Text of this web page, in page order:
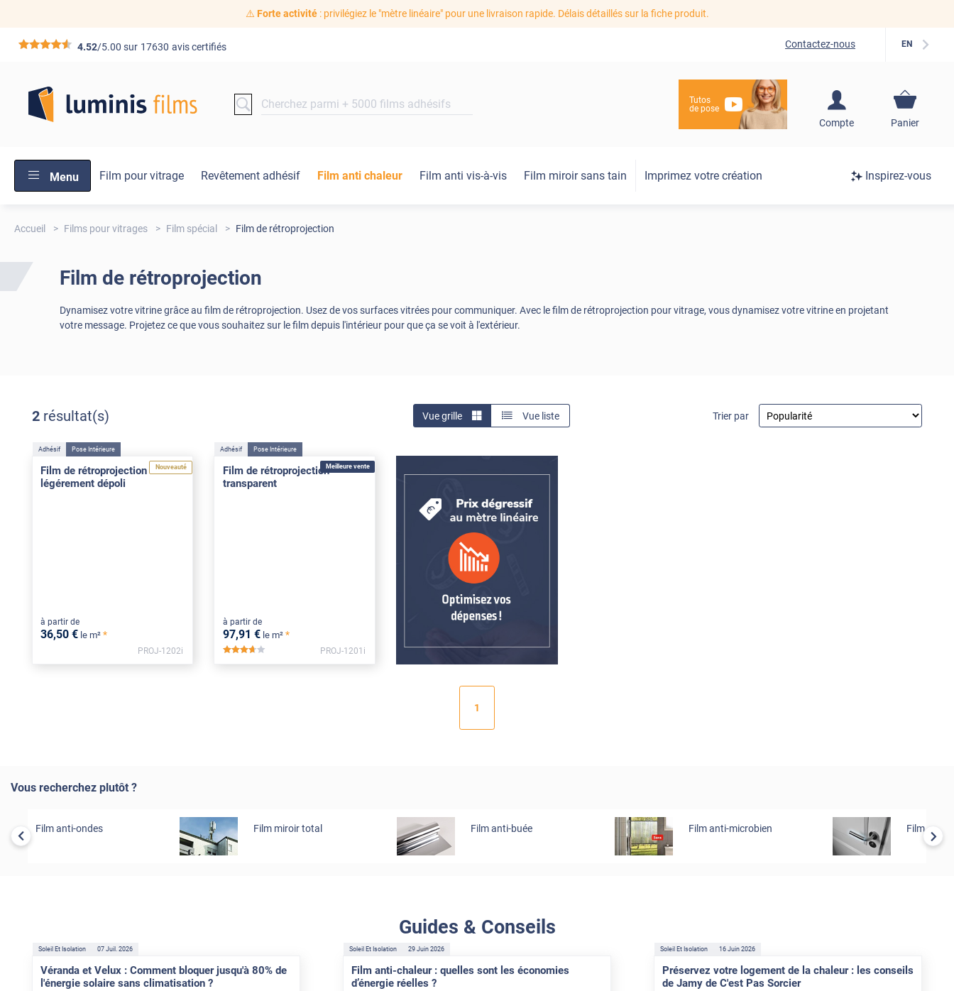
⚠️ Forte activité: privilégiez le "mètre linéaire" pour une livraison rapide. Délais détaillés sur la fiche produit.
*****4.52/5.00 sur 17630 avis certifiés Contactez-nous EN
Tutos
de pose
Compte
S'inscrire / Se
Panier
Menu Film pour vitrage Revêtement adhésif Film anti chaleur Film anti vis-à-vis Film miroir sans tain Imprimez votre création Inspirez-vous
Accueil Films pour vitrages Film spécial Film de rétroprojection
Film de rétroprojection
Dynamisez votre vitrine grâce au film de rétroprojection. Usez de vos surfaces vitrées pour communiquer. Avec le film de rétroprojection pour vitrage, vous dynamisez votre vitrine en projetant
votre message. Projetez ce que vous souhaitez sur le film depuis l'intérieur pour que ça se voit à l'extérieur.
2 résultat(s) Vue grille Vue liste Trier par
Nouveauté
Adhésif Pose Intérieure
Film de rétroprojection
légérement dépoli
à partir de
36,50 € le m² *
PROJ-1202i
Meilleure vente
Adhésif Pose Intérieure
Film de rétroprojection
transparent
à partir de
97,91 € le m² *
*****
PROJ-1201i
1
Vous recherchez plutôt ?
Film anti-ondes Film miroir total Film anti-buée Film anti-microbien Film anti-
Guides & Conseils
Soleil Et Isolation 07 Juil. 2026
Véranda et Velux : Comment bloquer jusqu'à 80% de
l'énergie solaire sans climatisation ?
Soleil Et Isolation 29 Juin 2026
Film anti-chaleur : quelles sont les économies
d’énergie réelles ?
Soleil Et Isolation 16 Juin 2026
Préservez votre logement de la chaleur : les conseils
de Jamy de C'est Pas Sorcier